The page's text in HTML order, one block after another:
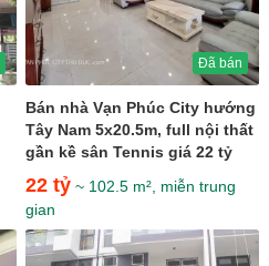
Đã bán
Bán nhà Vạn Phúc City hướng
Tây Nam 5x20.5m, full nội thất
gần kề sân Tennis giá 22 tỷ
22 tỷ ~ 102.5 m², miễn trung
gian